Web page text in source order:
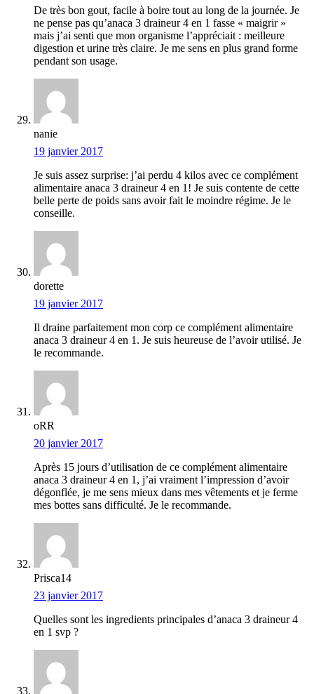
De très bon gout, facile à boire tout au long de la journée. Je
ne pense pas qu’anaca 3 draineur 4 en 1 fasse « maigrir »
mais j’ai senti que mon organisme l’appréciait : meilleure
digestion et urine très claire. Je me sens en plus grand forme
pendant son usage.
nanie
19 janvier 2017
Je suis assez surprise: j’ai perdu 4 kilos avec ce complément
alimentaire anaca 3 draineur 4 en 1! Je suis contente de cette
belle perte de poids sans avoir fait le moindre régime. Je le
conseille.
dorette
19 janvier 2017
Il draine parfaitement mon corp ce complément alimentaire
anaca 3 draineur 4 en 1. Je suis heureuse de l’avoir utilisé. Je
le recommande.
oRR
20 janvier 2017
Après 15 jours d’utilisation de ce complément alimentaire
anaca 3 draineur 4 en 1, j’ai vraiment l’impression d’avoir
dégonflée, je me sens mieux dans mes vêtements et je ferme
mes bottes sans difficulté. Je le recommande.
Prisca14
23 janvier 2017
Quelles sont les ingredients principales d’anaca 3 draineur 4
en 1 svp ?